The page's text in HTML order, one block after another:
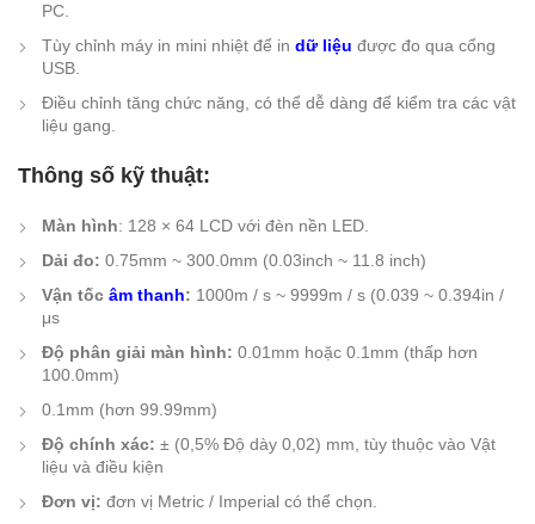
PC.
Tùy chỉnh máy in mini nhiệt để in dữ liệu được đo qua cổng
USB.
Điều chỉnh tăng chức năng, có thể dễ dàng để kiểm tra các vật
liệu gang.
Thông số kỹ thuật:
Màn hình: 128 × 64 LCD với đèn nền LED.
Dải đo: 0.75mm ~ 300.0mm (0.03inch ~ 11.8 inch)
Vận tốc âm thanh: 1000m / s ~ 9999m / s (0.039 ~ 0.394in /
μs
Độ phân giải màn hình: 0.01mm hoặc 0.1mm (thấp hơn
100.0mm)
0.1mm (hơn 99.99mm)
Độ chính xác: ± (0,5% Độ dày 0,02) mm, tùy thuộc vào Vật
liệu và điều kiện
Đơn vị: đơn vị Metric / Imperial có thể chọn.